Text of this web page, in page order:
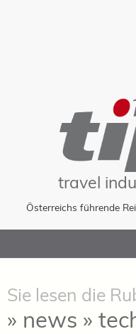
travel
Österreichs führende
to
Sie lesen die
» news »